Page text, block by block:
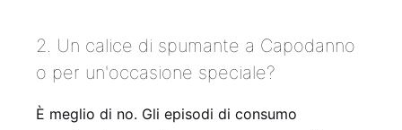
2. Un calice di spumante a Capodanno
o per un'occasione speciale?
È meglio di no. Gli episodi di consumo